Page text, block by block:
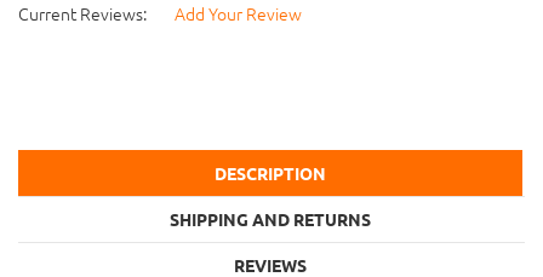
Current Reviews: Add Your Review
DESCRIPTION
SHIPPING AND RETURNS
REVIEWS